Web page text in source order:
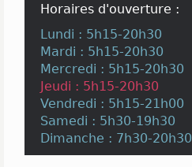
Horaires d'ouverture :
Lundi : 5h15-20h30
Mardi : 5h15-20h30
Mercredi : 5h15-20h30
Jeudi : 5h15-20h30
Vendredi : 5h15-21h00
Samedi : 5h30-19h30
Dimanche : 7h30-20h30